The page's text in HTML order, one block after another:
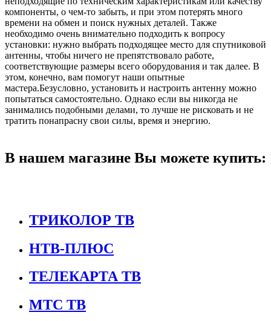
компоненты, о чем-то забыть, и при этом потерять много
времени на обмен и поиск нужных деталей. Также
необходимо очень внимательно подходить к вопросу
установки: нужно выбрать подходящее место для спутниковой
антенны, чтобы ничего не препятствовало работе,
соответствующие размеры всего оборудования и так далее. В
этом, конечно, вам помогут наши опытные
мастера.Безусловно, установить и настроить антенну можно
попытаться самостоятельно. Однако если вы никогда не
занимались подобными делами, то лучше не рисковать и не
тратить понапрасну свои силы, время и энергию.
В нашем магазине Вы можете купить:
ТРИКОЛОР ТВ
НТВ-ПЛЮС
ТЕЛЕКАРТА ТВ
МТС ТВ